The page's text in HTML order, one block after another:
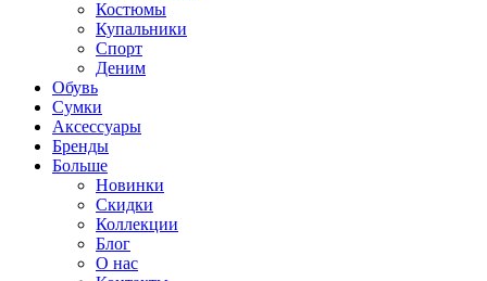
Костюмы
Купальники
Спорт
Деним
Обувь
Сумки
Аксессуары
Бренды
Больше
Новинки
Скидки
Коллекции
Блог
О нас